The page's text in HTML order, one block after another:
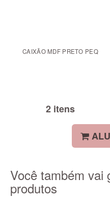
CAIXÃO MDF PRETO PEQ
2 itens
Você também vai
produtos